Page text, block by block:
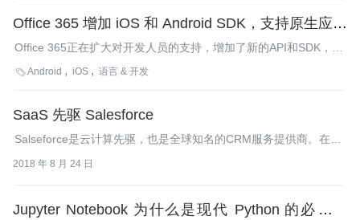
Office 365 增加 iOS 和 Android SDK，支持原生应用
开发
Office 365正在扩大对开发人员的支持，增加了新的API和SDK，用
于在Android和iOS平台上开发原生应用。这些SDK允许开发人员使
Android iOS 语言 & 开发
SaaS 先驱 Salesforce
Salseforce是云计算先驱，也是全球知名的CRM服务提供商。在20
领先的云计算应用提供者。
2018 年 8 月 24 日
Jupyter Notebook 为什么是现代 Python 的必学技